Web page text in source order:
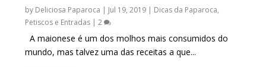
by Deliciosa Paparoca | Jul 19, 2019 | Dicas da Paparoca,
Petiscos e Entradas |2
A maionese é um dos molhos mais consumidos do
mundo, mas talvez uma das receitas a que...